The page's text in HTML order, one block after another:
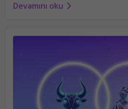
Devamını oku